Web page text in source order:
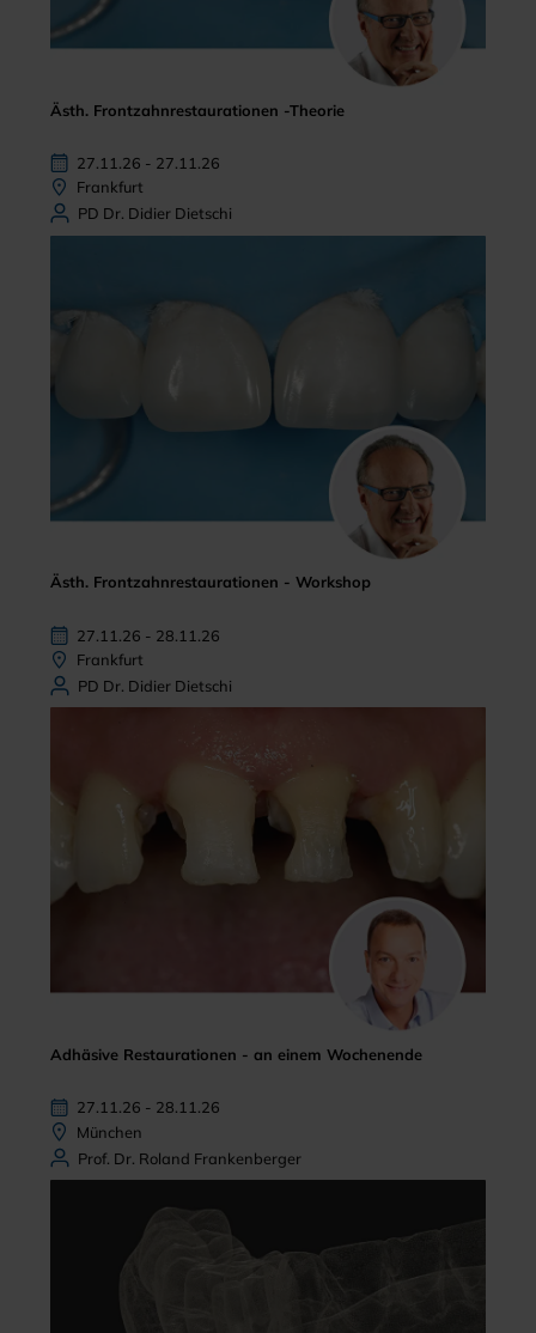
Ästh. Frontzahnrestaurationen -Theorie
27.11.26 - 27.11.26
Frankfurt
PD Dr. Didier Dietschi
Ästh. Frontzahnrestaurationen - Workshop
27.11.26 - 28.11.26
Frankfurt
PD Dr. Didier Dietschi
Adhäsive Restaurationen - an einem Wochenende
27.11.26 - 28.11.26
München
Prof. Dr. Roland Frankenberger